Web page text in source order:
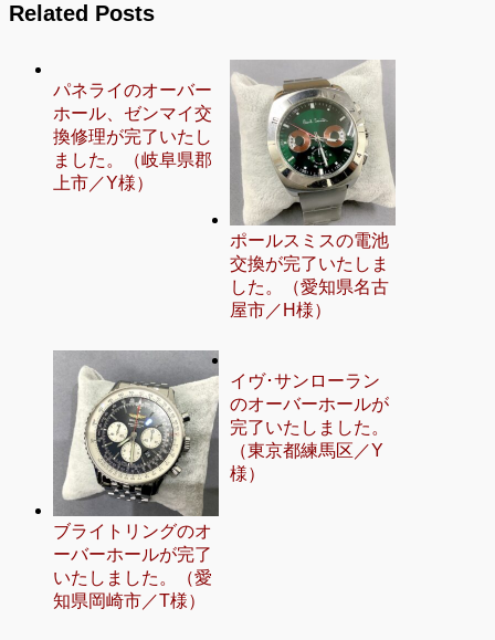
Related Posts
パネライのオーバー
ホール、ゼンマイ交
換修理が完了いたし
ました。（岐阜県郡
上市／Y様）
ポールスミスの電池
交換が完了いたしま
した。（愛知県名古
屋市／H様）
ブライトリングのオ
ーバーホールが完了
いたしました。（愛
知県岡崎市／T様）
イヴ･サンローラン
のオーバーホールが
完了いたしました。
（東京都練馬区／Y
様）